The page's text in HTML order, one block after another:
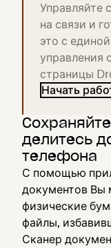
Управляйте
на связи и
это с
управления
страницы
Начать
делитесь
телефона
С помощью
документов Вы
физические
файлы,
Сканер